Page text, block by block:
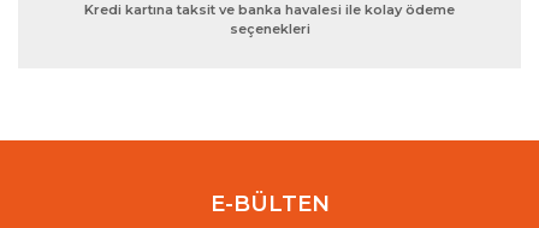
Kredi kartına taksit ve banka havalesi ile kolay ödeme
seçenekleri
E-BÜLTEN